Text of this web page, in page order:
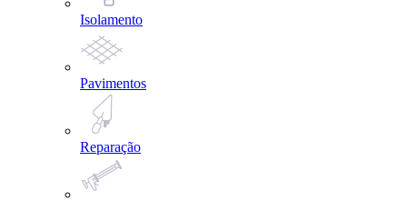
Isolamento
Pavimentos
Reparação